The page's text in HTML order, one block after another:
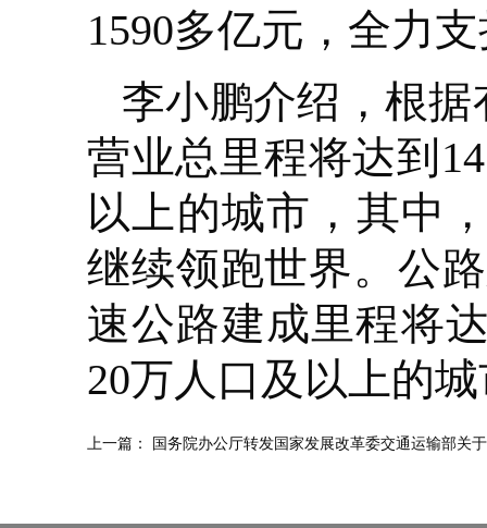
1590多亿元，全力
李小鹏介绍，根
营业总里程将达到
以上的城市，其中
继续领跑世界。公
速公路建成里程将
20万人口及以上的
上一篇： 国务院办公厅转发国家发展改革委交通运输部关